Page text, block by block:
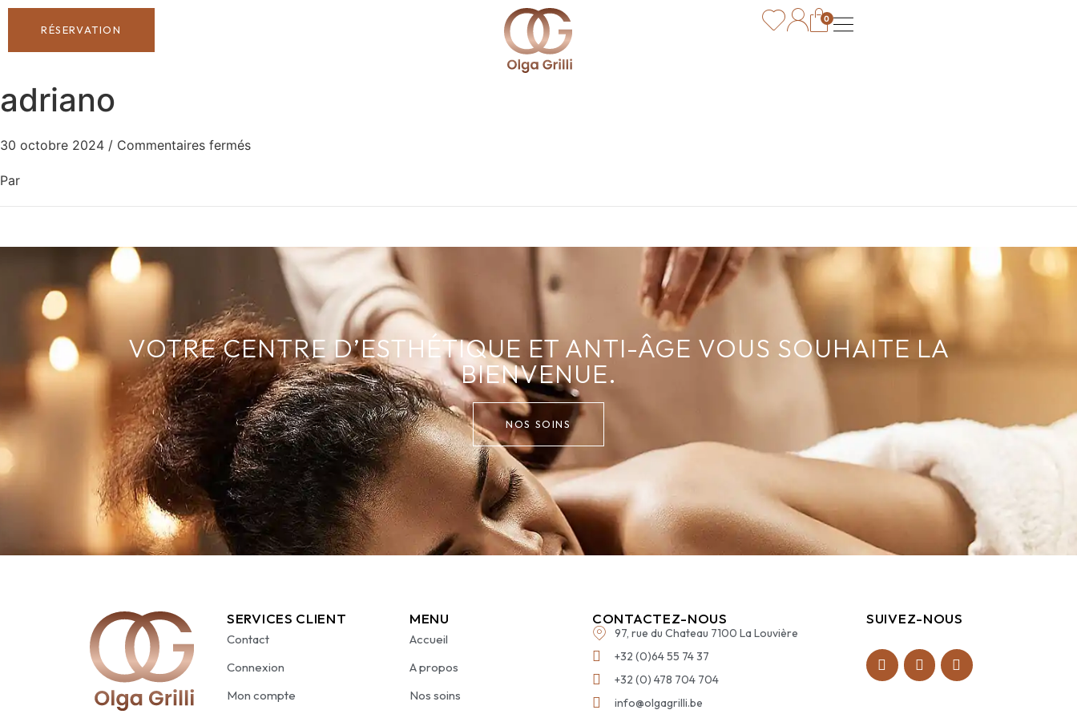
RÉSERVATION
0
adriano
30 octobre 2024 / Commentaires fermés
Par
VOTRE CENTRE D’ESTHÉTIQUE ET ANTI-ÂGE VOUS SOUHAITE LA
BIENVENUE.
NOS SOINS
SERVICES CLIENT
Contact
Connexion
Mon compte
MENU
Accueil
A propos
Nos soins
CONTACTEZ-NOUS
97, rue du Chateau 7100 La Louvière
+32 (0)64 55 74 37
+32 (0) 478 704 704
info@olgagrilli.be
SUIVEZ-NOUS